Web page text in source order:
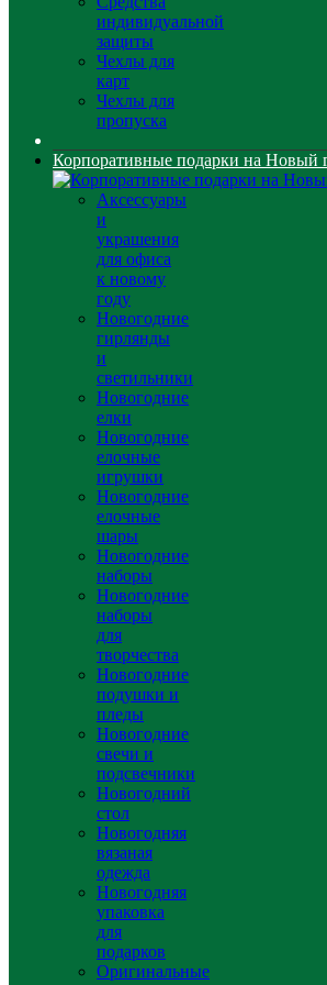
индивидуальной
защиты
Чехлы для
карт
Чехлы для
пропуска
Корпоративные подарки на Новый
Аксессуары
и
украшения
для офиса
к новому
году
Новогодние
гирлянды
и
светильники
Новогодние
елки
Новогодние
елочные
игрушки
Новогодние
елочные
шары
Новогодние
наборы
Новогодние
наборы
для
творчества
Новогодние
подушки и
пледы
Новогодние
свечи и
подсвечники
Новогодний
стол
Новогодняя
вязаная
одежда
Новогодняя
упаковка
для
подарков
Оригинальные